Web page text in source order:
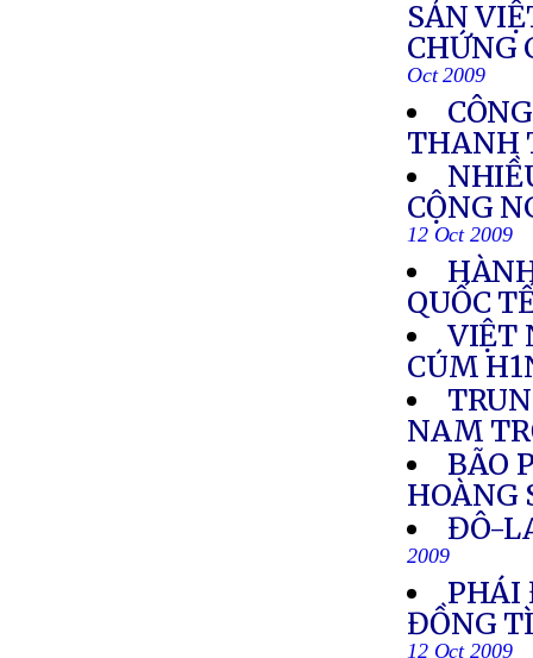
SẢN
CHỨNG
Oct 2009
THANH
CỘNG
12 Oct 2009
QUỐC
VIỆT
CÚM
NAM
BÃO
HOÀNG
ĐÔ-
2009
PHÁI
ĐỒNG